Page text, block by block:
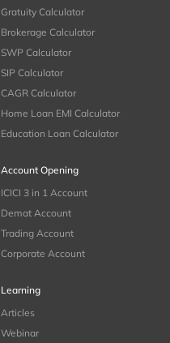
Gratuity Calculator
Brokerage Calculator
SWP Calculator
SIP Calculator
CAGR Calculator
Home Loan EMI Calculator
Education Loan Calculator
Account Opening
ICICI 3 in 1 Account
Demat Account
Trading Account
Corporate Account
Learning
Articles
Webinar